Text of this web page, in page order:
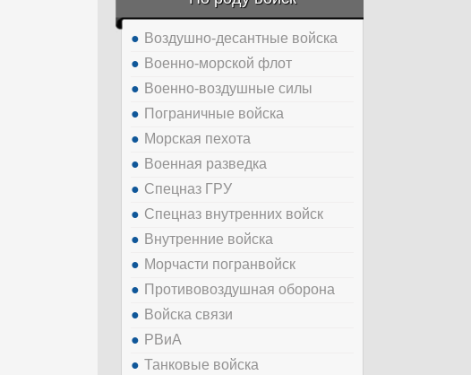
Воздушно-десантные войска
Военно-морской флот
Военно-воздушные силы
Пограничные войска
Морская пехота
Военная разведка
Спецназ ГРУ
Спецназ внутренних войск
Внутренние войска
Морчасти погранвойск
Противовоздушная оборона
Войска связи
РВиА
Танковые войска